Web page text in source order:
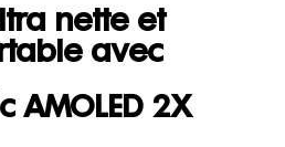
nette et
avec
AMOLED 2X